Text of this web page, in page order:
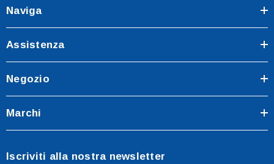
Naviga
Assistenza
Negozio
Marchi
Iscriviti alla nostra newsletter